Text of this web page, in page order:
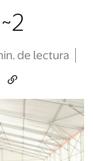
. de lectura